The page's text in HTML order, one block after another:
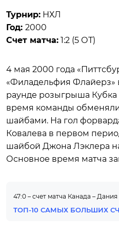
Турнир: НХЛ
Год: 2000
Счет матча: 1:2 (5 ОТ)
4 мая 2000 года
«Филадельфия Флайерз»
раунде розыгрыша Кубка
время команды
шайбами. На гол
Ковалева в первом
шайбой Джона Лэклера
Основное время матча
47:0 – счет матча Канада – Дания
ТОП-10 САМЫХ БОЛЬШИХ